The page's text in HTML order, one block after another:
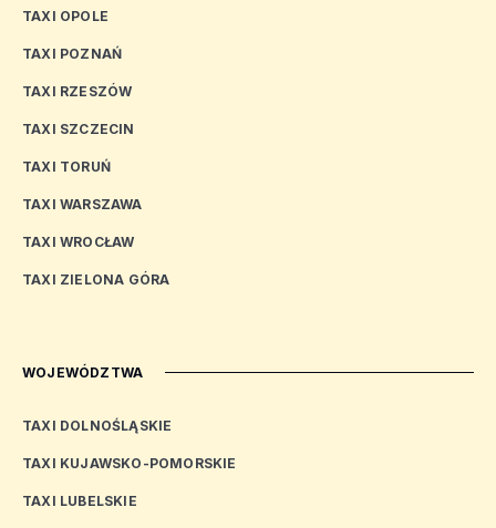
TAXI OPOLE
TAXI POZNAŃ
TAXI RZESZÓW
TAXI SZCZECIN
TAXI TORUŃ
TAXI WARSZAWA
TAXI WROCŁAW
TAXI ZIELONA GÓRA
WOJEWÓDZTWA
TAXI DOLNOŚLĄSKIE
TAXI KUJAWSKO-POMORSKIE
TAXI LUBELSKIE